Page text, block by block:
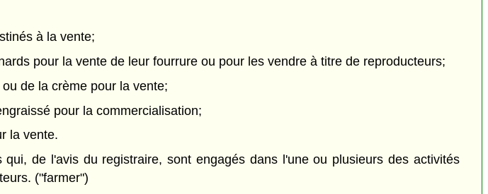
à la vente;
pour la vente de leur fourrure ou pour les vendre à titre de reproducteurs;
de la crème pour la vente;
pour la commercialisation;
la vente.
de l'avis du registraire, sont engagés dans l'une ou plusieurs des activités
("farmer")